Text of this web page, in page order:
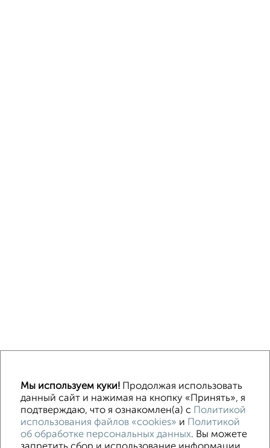
Однокомнатные Двухкомнатные
Без посредников
На длительный срок На сутки Без мебели
Контакты
Политика конфиденциальности
Пользовательское соглашение
Магнитогорск, улица Гагарина 33
Мы используем куки! Продолжая использовать
данный сайт и нажимая на кнопку «Принять», я
подтверждаю, что я ознакомлен(а) с Политикой
использования файлов «cookies» и Политикой
об обработке персональных данных. Вы можете